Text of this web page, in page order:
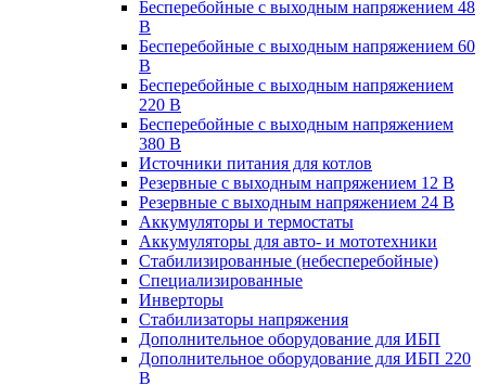
Бесперебойные с выходным напряжением 48
В
Бесперебойные с выходным напряжением 60
В
Бесперебойные с выходным напряжением
220 В
Бесперебойные с выходным напряжением
380 В
Источники питания для котлов
Резервные с выходным напряжением 12 В
Резервные с выходным напряжением 24 В
Аккумуляторы и термостаты
Аккумуляторы для авто- и мототехники
Стабилизированные (небесперебойные)
Специализированные
Инверторы
Стабилизаторы напряжения
Дополнительное оборудование для ИБП
Дополнительное оборудование для ИБП 220
В